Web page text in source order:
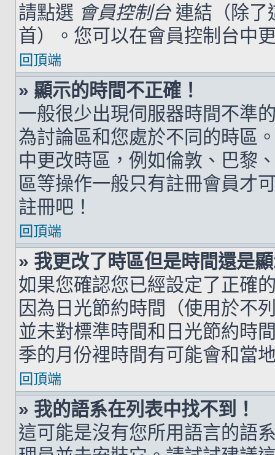
請點選 會員控制台連結（除了
首）。您可以在會員控制台中
回頂端
» 顯示的時間不正確！
一般很少出現伺服器時間不準
為討論區和您處於不同的時區
中更改時區，例如倫敦、巴黎
區等操作一般只有註冊會員才
註冊吧！
回頂端
» 我更改了時區但是時間還是
如果您確認您已經設定了正確
因為日光節約時間（使用於不
並未對標準時間和日光節約時
季的月份裡時間有可能會和當
回頂端
» 我的語系在列表中找不到！
這可能是沒有您所用語言的語